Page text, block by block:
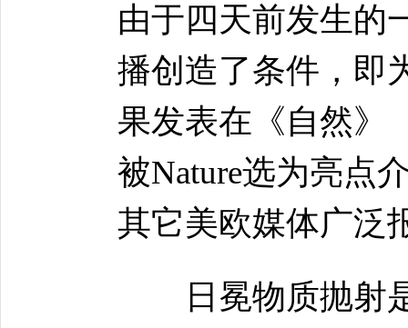
由于四天前发生的
播创造了条件，即
果发表在《自然》
被Nature选为亮点
其它美欧媒体广泛
日冕物质抛射是